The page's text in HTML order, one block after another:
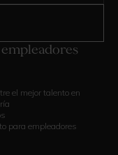
empleadores
el mejor talento en
para empleadores